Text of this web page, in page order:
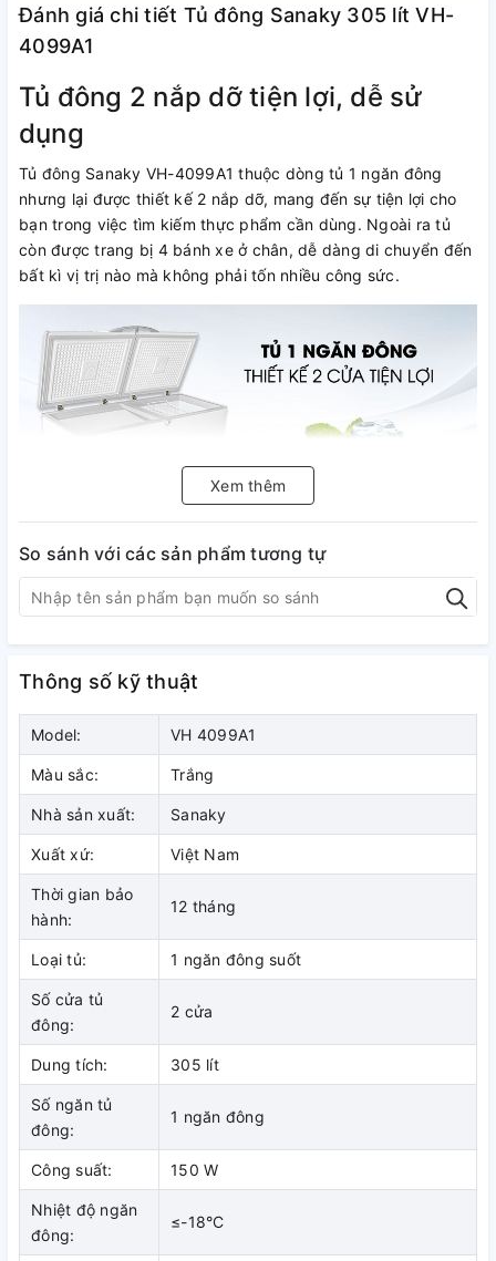
Đánh giá chi tiết Tủ đông Sanaky 305 lít VH-
4099A1
Tủ đông 2 nắp dỡ tiện lợi, dễ sử
dụng
Tủ đông Sanaky VH-4099A1 thuộc dòng tủ 1 ngăn đông
nhưng lại được thiết kế 2 nắp dỡ, mang đến sự tiện lợi cho
bạn trong việc tìm kiếm thực phẩm cần dùng. Ngoài ra tủ
còn được trang bị 4 bánh xe ở chân, dễ dàng di chuyển đến
bất kì vị trị nào mà không phải tốn nhiều công sức.
Tủ đông Sanaky này có dung tích
thực phẩm phục vụ kinh doanh,
quán ăn gia đình
Làm đông nhanh nhưng vẫn tiết
kiệm điện với Gas R600a
Sử dụng gas R600a để làm lạnh, tủ đông giúp cho thực
phẩm nhanh chóng được làm lạnh mà vẫn tiết kiệm lên đến
40% điện năng tiêu thụ, xóa tan nỗi lo lắng về việc tốn quá
nhiều chi phí điện hằng tháng.
Xem thêm
So sánh với các sản phẩm tương tự
Thông số kỹ thuật
Model: VH 4099A1
Màu sắc: Trắng
Nhà sản xuất: Sanaky
Xuất xứ: Việt Nam
Thời gian bảo
hành:
12 tháng
Loại tủ: 1 ngăn đông suốt
Số cửa tủ
đông:
2 cửa
Dung tích: 305 lít
Số ngăn tủ
đông:
1 ngăn đông
Công suất: 150 W
Nhiệt độ ngăn
đông:
≤-18°C